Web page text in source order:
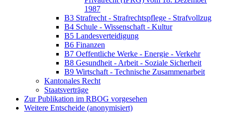
1987
B3 Strafrecht - Strafrechtspflege - Strafvollzug
B4 Schule - Wissenschaft - Kultur
B5 Landesverteidigung
B6 Finanzen
B7 Oeffentliche Werke - Energie - Verkehr
B8 Gesundheit - Arbeit - Soziale Sicherheit
B9 Wirtschaft - Technische Zusammenarbeit
Kantonales Recht
Staatsverträge
Zur Publikation im RBOG vorgesehen
Weitere Entscheide (anonymisiert)